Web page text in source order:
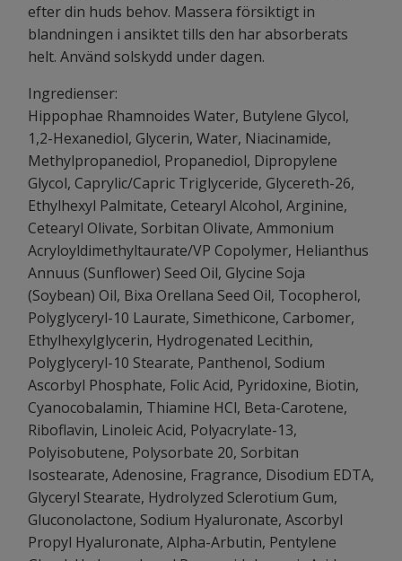
efter din huds behov. Massera försiktigt in
blandningen i ansiktet tills den har absorberats
helt. Använd solskydd under dagen.
Ingredienser:
Hippophae Rhamnoides Water, Butylene Glycol,
1,2-Hexanediol, Glycerin, Water, Niacinamide,
Methylpropanediol, Propanediol, Dipropylene
Glycol, Caprylic/Capric Triglyceride, Glycereth-26,
Ethylhexyl Palmitate, Cetearyl Alcohol, Arginine,
Cetearyl Olivate, Sorbitan Olivate, Ammonium
Acryloyldimethyltaurate/VP Copolymer, Helianthus
Annuus (Sunflower) Seed Oil, Glycine Soja
(Soybean) Oil, Bixa Orellana Seed Oil, Tocopherol,
Polyglyceryl-10 Laurate, Simethicone, Carbomer,
Ethylhexylglycerin, Hydrogenated Lecithin,
Polyglyceryl-10 Stearate, Panthenol, Sodium
Ascorbyl Phosphate, Folic Acid, Pyridoxine, Biotin,
Cyanocobalamin, Thiamine HCl, Beta-Carotene,
Riboflavin, Linoleic Acid, Polyacrylate-13,
Polyisobutene, Polysorbate 20, Sorbitan
Isostearate, Adenosine, Fragrance, Disodium EDTA,
Glyceryl Stearate, Hydrolyzed Sclerotium Gum,
Gluconolactone, Sodium Hyaluronate, Ascorbyl
Propyl Hyaluronate, Alpha-Arbutin, Pentylene